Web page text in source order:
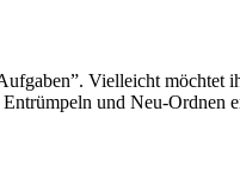
Vielleicht möchtet
und Neu-Ordnen